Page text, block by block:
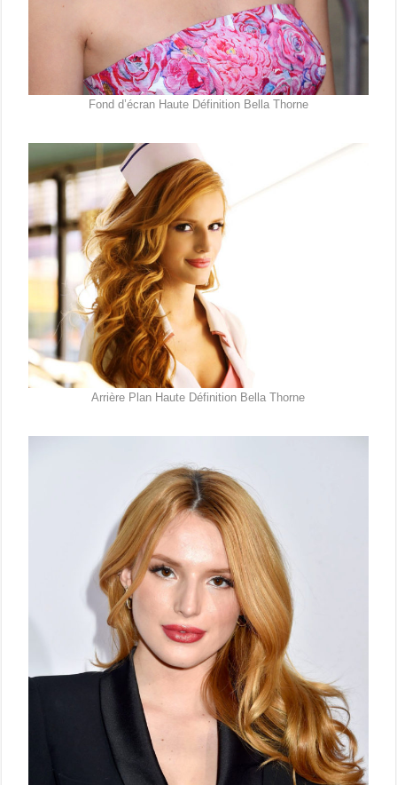
Fond d’écran Haute Définition Bella Thorne
Arrière Plan Haute Définition Bella Thorne